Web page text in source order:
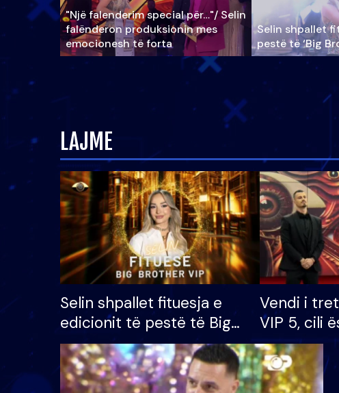
"Një falenderim special për…"/ Selin
falënderon produksionin mes
emocionesh të forta
Selin shpallet
pestë të ‘Big
LAJME
Selin shpallet fituesja e
edicionit të pestë të Big
Brother VIP, rrëmben
çmimin e madh prej 100
mijë eurosh
Vendi i
VIP 5, cili
radhës që